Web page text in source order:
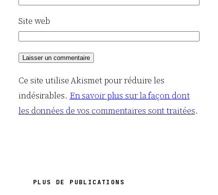
Site web
Ce site utilise Akismet pour réduire les
indésirables. En savoir plus sur la façon dont
les données de vos commentaires sont traitées.
PLUS DE PUBLICATIONS